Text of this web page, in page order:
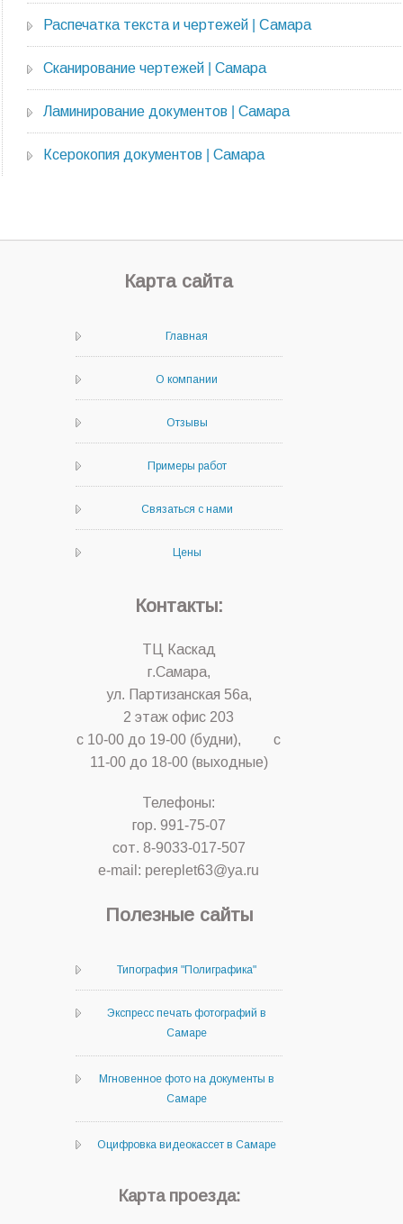
Распечатка текста и чертежей | Cамара
Сканирование чертежей | Самара
Ламинирование документов | Самара
Ксерокопия документов | Самара
Карта сайта
Главная
О компании
Отзывы
Примеры работ
Связаться с нами
Цены
Контакты:
ТЦ Каскад
г.Самара,
ул. Партизанская 56а,
2 этаж офис 203
с 10-00 до 19-00 (будни), с
11-00 до 18-00 (выходные)
Телефоны:
гор. 991-75-07
сот. 8-9033-017-507
e-mail: pereplet63@ya.ru
Полезные сайты
Типография "Полиграфика"
Экспресс печать фотографий в
Самаре
Мгновенное фото на документы в
Самаре
Оцифровка видеокассет в Самаре
Карта проезда: